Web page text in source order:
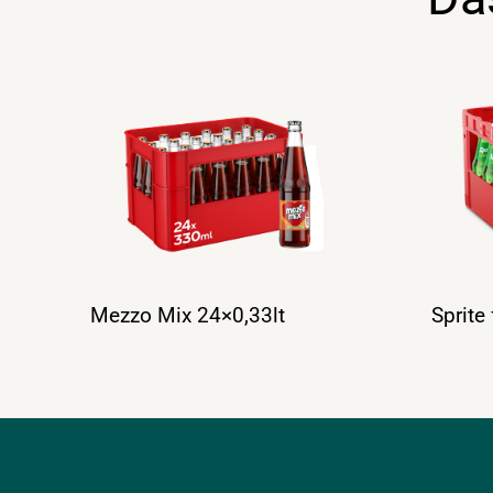
Mezzo Mix 24×0,33lt Sprite